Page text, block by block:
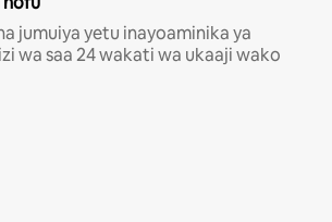
jumuiya yetu inayoaminika ya
wa saa 24 wakati wa ukaaji wako